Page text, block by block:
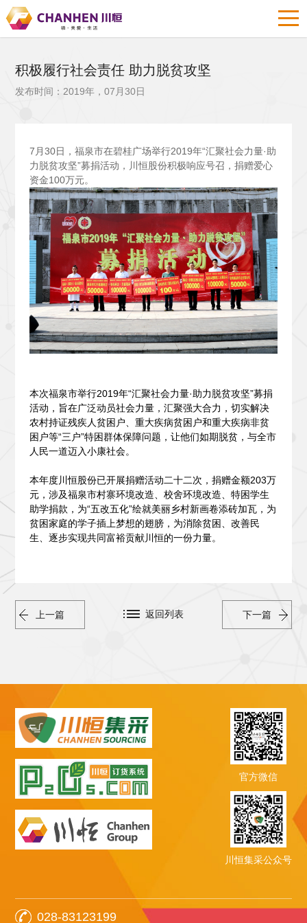
积极履行社会责任 助力脱贫攻坚
发布时间：2019年，07月30日
7 月30日，福泉市在碧桂广场举行2019年“汇聚社会力量·助
力脱贫攻坚”募捐活动，川恒股份积极响应号召，捐赠爱心
资金100万元。
本次福泉市举行2019年“汇聚社会力量·助力脱贫攻坚”募捐
活动，旨在广泛动员社会力量，汇聚强大合力，切实解决
农村持证残疾人贫困户、重大疾病贫困户和重大疾病非贫
困户等“三户”特困群体保障问题，让他们如期脱贫，与全市
人民一道迈入小康社会。
本年度川恒股份已开展捐赠活动二十二次，捐赠金额203万
元，涉及福泉市村寨环境改造、校舍环境改造、特困学生
助学捐款，为“五改五化”绘就美丽乡村新画卷添砖加瓦，为
贫困家庭的学子插上梦想的翅膀，为消除贫困、改善民
生、逐步实现共同富裕贡献川恒的一份力量。
上一篇 下一篇
返回列表
官方微信
川恒集采公众号
028-83123199